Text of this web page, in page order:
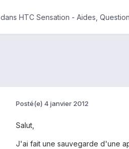
dans HTC Sensation - Aides,
Posté(e) 4 janvier 2012
Salut,
J'ai fait une sauvegarde d'une